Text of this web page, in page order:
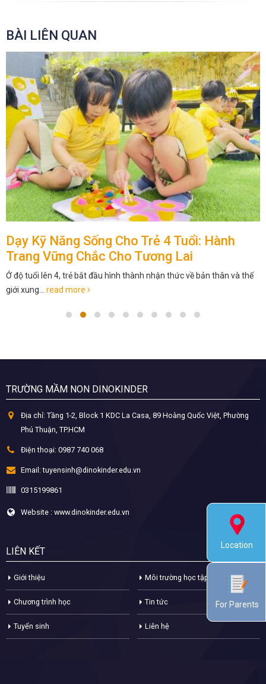
BÀI LIÊN QUAN
Dạy Kỹ Năng Sống Cho Trẻ 4 Tuổi: Hành
Trang Vững Chắc Cho Tương Lai
Ở độ tuổi lên 4, trẻ bắt đầu hình thành nhận thức về bản thân và thế
giới xung... read more
TRƯỜNG MẦM NON DINOKINDER
Địa chỉ: Tầng 1-2, Block 1 KDC La Casa, 89 Hoàng Quốc Việt, Phường
Phú Thuận, TP.HCM
Điện thoại: 0987 740 068
Email: tuyensinh@dinokinder.edu.vn
0315199861
Website : www.dinokinder.edu.vn
LIÊN KẾT
Giới thiệu
Chương trình học
Tuyển sinh
Môi trường học tập
Tin tức
Liên hệ
Location
For Parents